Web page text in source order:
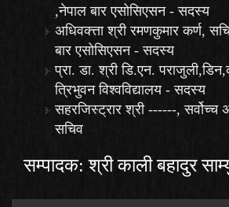
,नेपाल बार एसोसिएसन - सदस्य
अधिवक्त्ता श्री रमणकुमार कर्ण,
बार एसोसिएसन - सदस्य
प्रा. डा. श्री डि.एन.
त्रिभुवन विश्वविद्यालय - सदस्य
सहरजिस्ट्रार श्री ------,
सचिव
सम्पादक: श्री काली बहादुर